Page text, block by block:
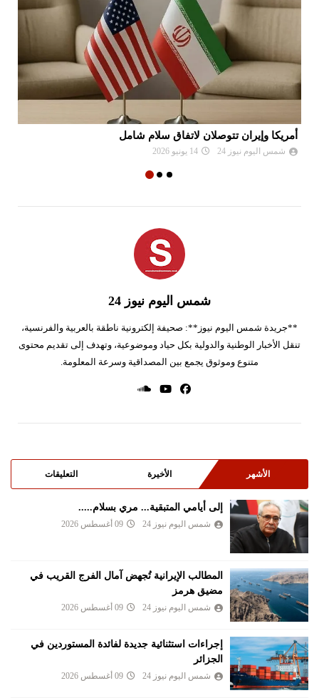
أمريكا وإيران تتوصلان لاتفاق سلام شامل
شمس اليوم نيوز 24 14 يونيو 2026
شمس اليوم نيوز 24
**جريدة شمس اليوم نيوز**: صحيفة إلكترونية ناطقة بالعربية والفرنسية،
تنقل الأخبار الوطنية والدولية بكل حياد وموضوعية، وتهدف إلى تقديم محتوى
متنوع وموثوق يجمع بين المصداقية وسرعة المعلومة.
الأشهر الأخيرة التعليقات
إلى أيامي المتبقية... مري بسلام.....
شمس اليوم نيوز 24 09 أغسطس 2026
المطالب الإيرانية تُجهض آمال الفرج القريب في
مضيق هرمز
شمس اليوم نيوز 24 09 أغسطس 2026
إجراءات استثنائية جديدة لفائدة المستوردين في
الجزائر
شمس اليوم نيوز 24 09 أغسطس 2026